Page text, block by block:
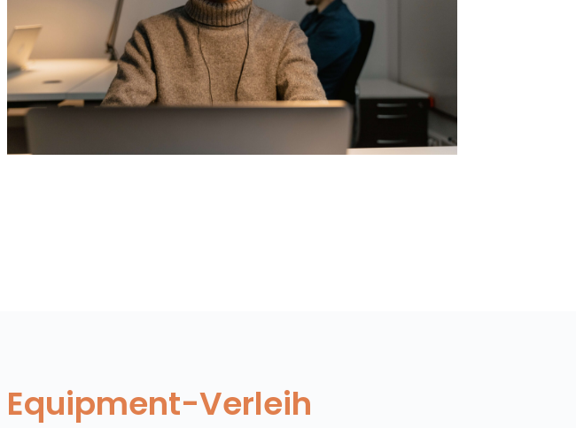
Equipment-Verleih